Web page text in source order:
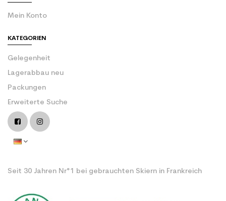
Mein Konto
KATEGORIEN
Gelegenheit
Lagerabbau neu
Packungen
Erweiterte Suche
Seit 30 Jahren Nr°1 bei gebrauchten Skiern in Frankreich